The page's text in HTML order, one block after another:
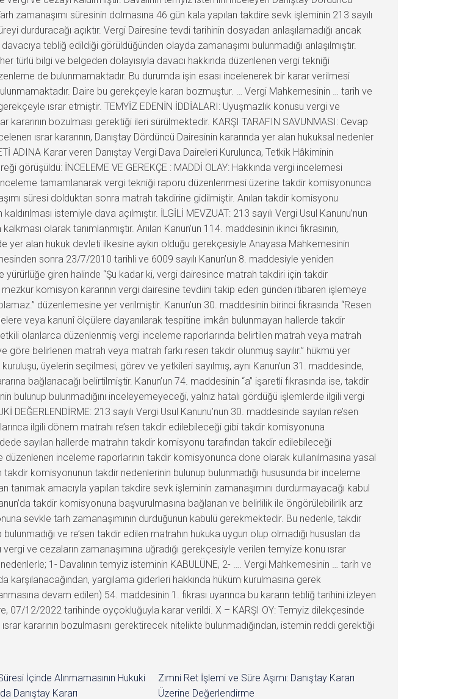
zamanaşımı süresinin dolmasına 46 gün kala yapılan takdire sevk işleminin 213 sayılı
durduracağı açıktır. Vergi Dairesine tevdi tarihinin dosyadan anlaşılamadığı ancak
tebliğ edildiği görüldüğünden olayda zamanaşımı bulunmadığı anlaşılmıştır.
türlü bilgi ve belgeden dolayısıyla davacı hakkında düzenlenen vergi tekniği
de bulunmamaktadır. Bu durumda işin esası incelenerek bir karar verilmesi
Daire bu gerekçeyle kararı bozmuştur. … Vergi Mahkemesinin … tarih ve
ısrar etmiştir. TEMYİZ EDENİN İDDİALARI: Uyuşmazlık konusu vergi ve
kararının bozulması gerektiği ileri sürülmektedir. KARŞI TARAFIN SAVUNMASI: Cevap
ısrar kararının, Danıştay Dördüncü Dairesinin kararında yer alan hukuksal nedenler
ADINA Karar veren Danıştay Vergi Dava Daireleri Kurulunca, Tetkik Hâkiminin
görüşüldü: İNCELEME VE GEREKÇE : MADDİ OLAY: Hakkında vergi incelemesi
tamamlanarak vergi tekniği raporu düzenlenmesi üzerine takdir komisyonunca
süresi dolduktan sonra matrah takdirine gidilmiştir. Anılan takdir komisyonu
istemiyle dava açılmıştır. İLGİLİ MEVZUAT: 213 sayılı Vergi Usul Kanunu’nun
olarak tanımlanmıştır. Anılan Kanun’un 114. maddesinin ikinci fıkrasının,
yer alan hukuk devleti ilkesine aykırı olduğu gerekçesiyle Anayasa Mahkemesinin
sonra 23/7/2010 tarihli ve 6009 sayılı Kanun’un 8. maddesiyle yeniden
giren halinde “Şu kadar ki, vergi dairesince matrah takdiri için takdir
mezkur komisyon kararının vergi dairesine tevdiini takip eden günden itibaren işlemeye
düzenlemesine yer verilmiştir. Kanun’un 30. maddesinin birinci fıkrasında “Resen
veya kanunî ölçülere dayanılarak tespitine imkân bulunmayan hallerde takdir
olanlarca düzenlenmiş vergi inceleme raporlarında belirtilen matrah veya matrah
göre belirlenen matrah veya matrah farkı resen takdir olunmuş sayılır.” hükmü yer
üyelerin seçilmesi, görev ve yetkileri sayılmış, aynı Kanun’un 31. maddesinde,
bağlanacağı belirtilmiştir. Kanun’un 74. maddesinin “a” işaretli fıkrasında ise, takdir
bulunup bulunmadığını inceleyemeyeceği, yalnız hatalı gördüğü işlemlerde ilgili vergi
213 sayılı Vergi Usul Kanunu’nun 30. maddesinde sayılan re’sen
ilgili dönem matrahı re’sen takdir edilebileceği gibi takdir komisyonuna
sayılan hallerde matrahın takdir komisyonu tarafından takdir edilebileceği
inceleme raporlarının takdir komisyonunca done olarak kullanılmasına yasal
komisyonunun takdir nedenlerinin bulunup bulunmadığı hususunda bir inceleme
amacıyla yapılan takdire sevk işleminin zamanaşımını durdurmayacağı kabul
takdir komisyonuna başvurulmasına bağlanan ve belirlilik ile öngörülebilirlik arz
sevkle tarh zamanaşımının durduğunun kabulü gerekmektedir. Bu nedenle, takdir
ve re’sen takdir edilen matrahın hukuka uygun olup olmadığı hususları da
ve cezaların zamanaşımına uğradığı gerekçesiyle verilen temyize konu ısrar
1- Davalının temyiz isteminin KABULÜNE, 2- …. Vergi Mahkemesinin … tarih ve
karşılanacağından, yargılama giderleri hakkında hüküm kurulmasına gerek
devam edilen) 54. maddesinin 1. fıkrası uyarınca bu kararın tebliğ tarihini izleyen
07/12/2022 tarihinde oyçokluğuyla karar verildi. X – KARŞI OY: Temyiz dilekçesinde
kararının bozulmasını gerektirecek nitelikte bulunmadığından, istemin reddi gerektiği
İçinde Alınmamasının Hukuki
Danıştay Kararı
Zımni Ret İşlemi ve Süre Aşımı: Danıştay Kararı
Üzerine Değerlendirme